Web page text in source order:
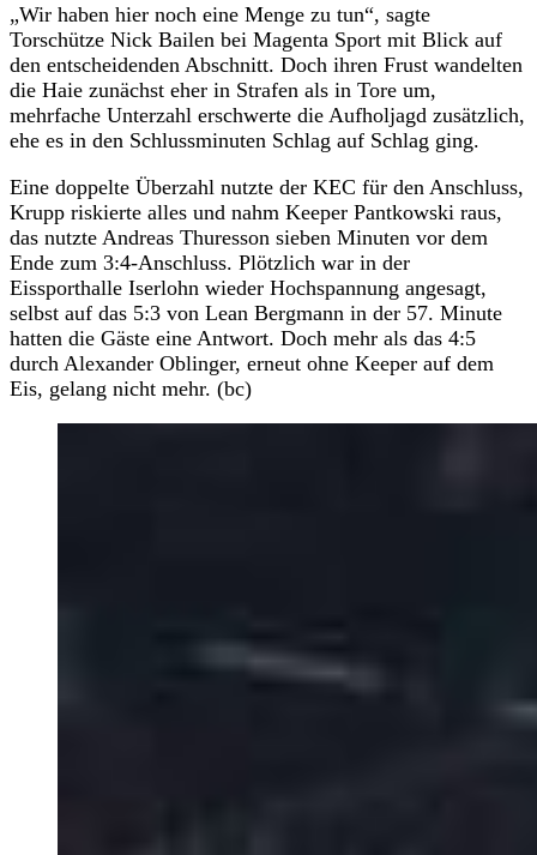
„Wir haben hier noch eine Menge zu tun“, sagte
Torschütze Nick Bailen bei Magenta Sport mit Blick auf
den entscheidenden Abschnitt. Doch ihren Frust wandelten
die Haie zunächst eher in Strafen als in Tore um,
mehrfache Unterzahl erschwerte die Aufholjagd zusätzlich,
ehe es in den Schlussminuten Schlag auf Schlag ging.
Eine doppelte Überzahl nutzte der KEC für den Anschluss,
Krupp riskierte alles und nahm Keeper Pantkowski raus,
das nutzte Andreas Thuresson sieben Minuten vor dem
Ende zum 3:4-Anschluss. Plötzlich war in der
Eissporthalle Iserlohn wieder Hochspannung angesagt,
selbst auf das 5:3 von Lean Bergmann in der 57. Minute
hatten die Gäste eine Antwort. Doch mehr als das 4:5
durch Alexander Oblinger, erneut ohne Keeper auf dem
Eis, gelang nicht mehr. (bc)